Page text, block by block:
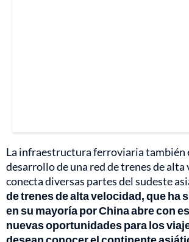
La infraestructura ferroviaria también
desarrollo de una red de trenes de alta
conecta diversas partes del sudeste
de trenes de alta velocidad, que ha
en su mayoría por China abre con
nuevas oportunidades para los